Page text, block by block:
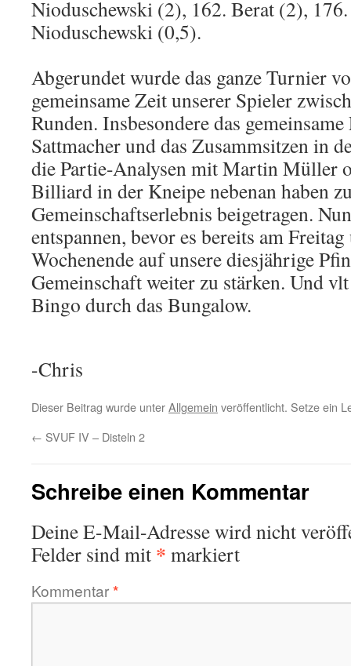
Nioduschewski (2), 162. Berat (2),
Nioduschewski (0,5).
Abgerundet wurde das ganze Turnier
gemeinsame Zeit unserer Spieler
Runden. Insbesondere das
Sattmacher und das Zusammsitzen in
die Partie-Analysen mit Martin Müller
Billiard in der Kneipe nebenan haben
Gemeinschaftserlebnis beigetragen.
entspannen, bevor es bereits am
Wochenende auf unsere diesjährige
Gemeinschaft weiter zu stärken. Und
Bingo durch das Bungalow.
-Chris
Dieser Beitrag wurde unterAllgemein veröffentlicht. Setze ein
← SVUF IV – Disteln 2
Schreibe einen Kommentar
Deine E-Mail-Adresse wird nicht
Felder sind mit * markiert
Kommentar*